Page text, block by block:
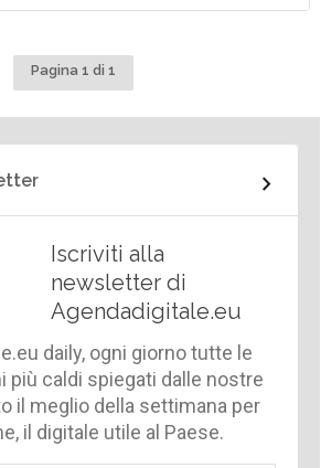
Pagina 1 di 1
Iscriviti alla
newsletter di
Agendadigitale.eu
daily, ogni giorno tutte le
più caldi spiegati dalle nostre
il meglio della settimana per
il digitale utile al Paese.